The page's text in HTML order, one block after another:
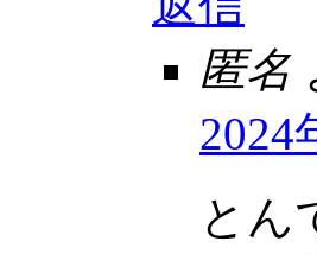
匿名
2024
とん